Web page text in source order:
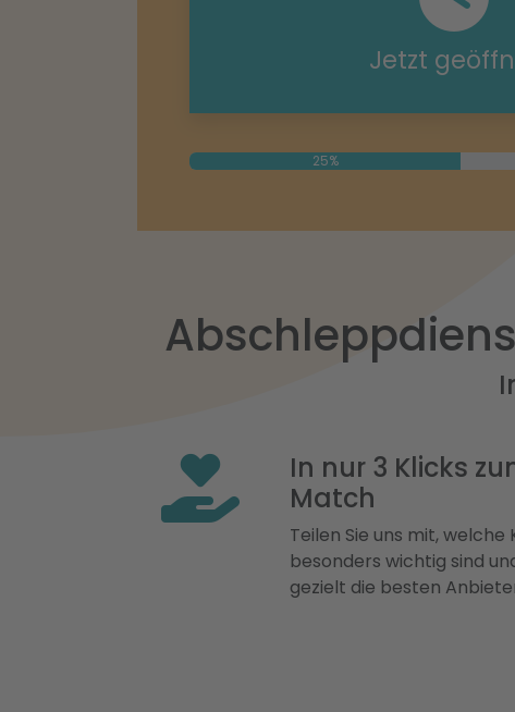
Jetzt
25%
In nur 3 Klicks
Match
Teilen Sie uns mit, welche
besonders wichtig sind
gezielt die besten